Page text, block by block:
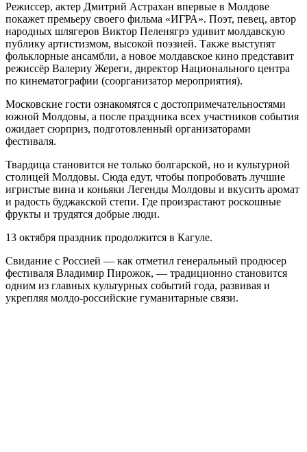
Режиссер, актер Дмитрий Астрахан впервые в Молдове
покажет премьеру своего фильма «ИГРА». Поэт, певец, автор
народных шлягеров Виктор Пеленягрэ удивит молдавскую
публику артистизмом, высокой поэзией. Также выступят
фольклорные ансамбли, а новое молдавское кино представит
режиссёр Валериу Жереги, директор Национального центра
по кинематографии (соорганизатор мероприятия).
Московские гости ознакомятся с достопримечательностями
южной Молдовы, а после праздника всех участников события
ожидает сюрприз, подготовленный организаторами
фестиваля.
Твардица становится не только болгарской, но и культурной
столицей Молдовы. Сюда едут, чтобы попробовать лучшие
игристые вина и коньяки Легенды Молдовы и вкусить аромат
и радость буджакской степи. Где произрастают роскошные
фрукты и трудятся добрые люди.
13 октября праздник продолжится в Кагуле.
Свидание с Россией — как отметил генеральный продюсер
фестиваля Владимир Пирожок, — традиционно становится
одним из главных культурных событий года, развивая и
укрепляя молдо-российские гуманитарные связи.